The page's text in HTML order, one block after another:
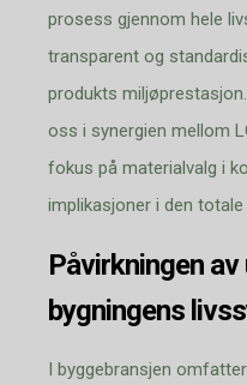
prosess gjennom hele
transparent og
produkts
oss i synergien mellom
fokus på materialvalg i
implikasjoner i den totale
Påvirkningen
bygningens
I byggebransjen